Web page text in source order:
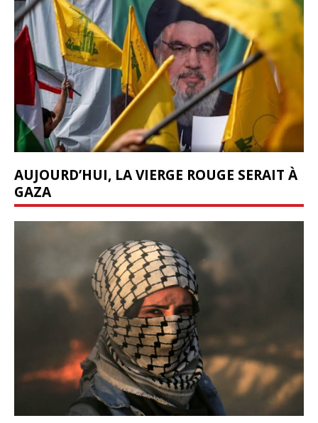
AUJOURD’HUI, LA VIERGE ROUGE SERAIT À
GAZA